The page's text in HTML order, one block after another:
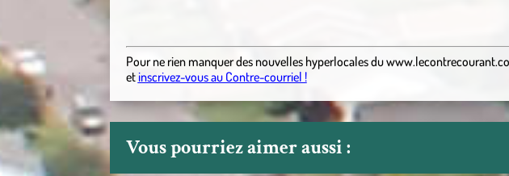
Pour ne rien manquer des nouvelles hyperlocalesdu
etinscrivez-vous au Contre-courriel !
Vous pourriez aimer aussi :